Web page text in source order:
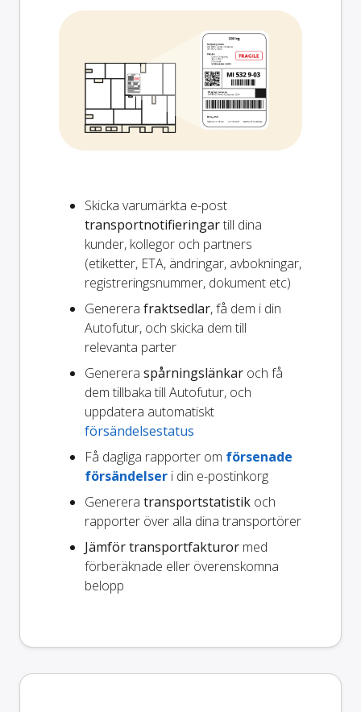
Skicka varumärkta e-post
transportnotifieringartill dina
kunder, kollegor och partners
(etiketter, ETA, ändringar, avbokningar,
registreringsnummer, dokument etc)
Generera fraktsedlar, få dem i din
Autofutur, och skicka dem till
relevanta parter
Generera spårningslänkar och få
dem tillbaka till Autofutur, och
uppdatera automatiskt
försändelsestatus
Få dagliga rapporter om försenade
försändelser i din e-postinkorg
Generera transportstatistik och
rapporter över alla dina transportörer
Jämför transportfakturor med
förberäknade eller överenskomna
belopp